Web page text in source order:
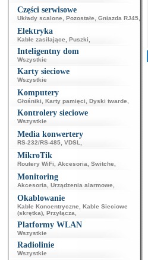
Części serwisowe
Układy scalone Pozostałe Gniazda RJ45
Elektryka
Kable zasilające Puszki
Inteligentny dom
Wszystkie
Karty sieciowe
Wszystkie
Komputery
Głośniki Karty pamięci Dyski twarde
Kontrolery sieciowe
Wszystkie
Media konwertery
RS-232/RS-485 VDSL
MikroTik
Routery WiFi Akcesoria Switche
Monitoring
Akcesoria Urządzenia alarmowe
Okablowanie
Kable Koncentryczne
Kable Sieciowe
(skrętka) Przyłącza
Platformy WLAN
Wszystkie
Radiolinie
Wszystkie